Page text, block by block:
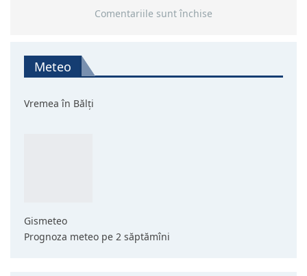
Comentariile sunt închise
Meteo
Vremea în Bălți
Gismeteo
Prognoza meteo pe 2 săptămîni